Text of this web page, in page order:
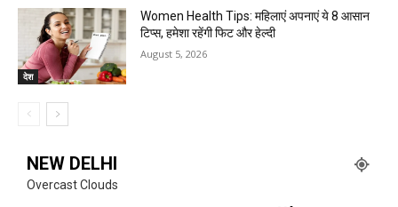
देश
Women Health Tips: महिलाएं अपनाएं ये 8 आसान
टिप्स, हमेशा रहेंगी फिट और हेल्दी
August 5, 2026
NEW DELHI
Overcast Clouds